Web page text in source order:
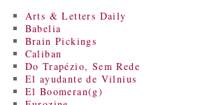
Arts & Letters Daily
Babelia
Brain Pickings
Caliban
Do Trapézio, Sem Rede
El ayudante de Vilnius
El Boomeran(g)